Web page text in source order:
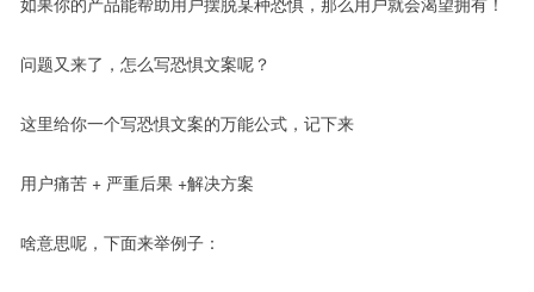
问题又来了，怎么写恐惧文案呢？
这里给你一个写恐惧文案的万能公式，记下来
用户痛苦 + 严重后果 +解决方案
啥意思呢，下面来举例子：